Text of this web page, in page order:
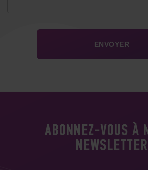
ABONNEZ-VOUS À
NEWSLETTER